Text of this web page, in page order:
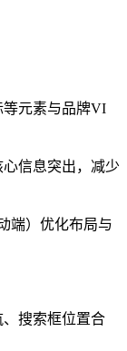
等元素与品牌VI
信息突出，减少
端）优化布局与
、搜索框位置合